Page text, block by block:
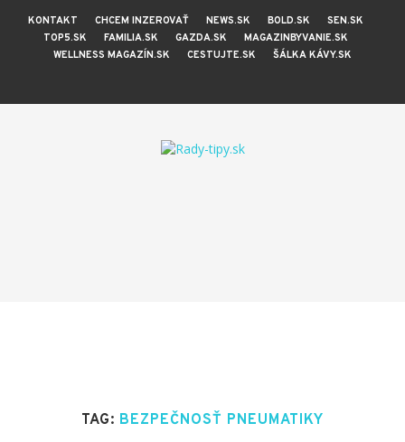
KONTAKT CHCEM INZEROVAŤ NEWS.SK BOLD.SK
SEN.SK
TOP5.SK
FAMILIA.SK GAZDA.SK
MAGAZINBYVANIE.SK
WELLNESS MAGAZÍN.SK
CESTUJTE.SK ŠÁLKA KÁVY.SK
TAG: BEZPEČNOSŤ PNEUMATIKY